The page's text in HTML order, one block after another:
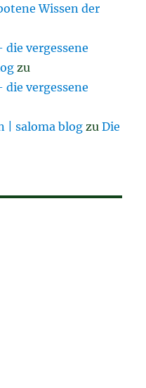
Wissen der
die vergessene
zu
die vergessene
| saloma blog zuDie